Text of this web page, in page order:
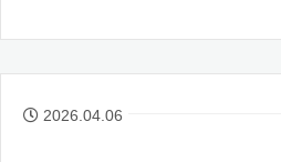
2026.04.06